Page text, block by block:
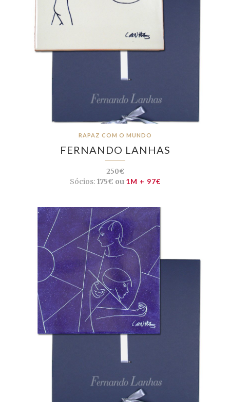
RAPAZ COM O MUNDO
FERNANDO LANHAS
250€
Sócios:175€ ou 1M + 97€